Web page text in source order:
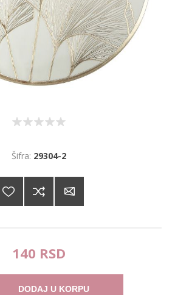
Šifra: 29304-2
140 RSD
DODAJ U KORPU